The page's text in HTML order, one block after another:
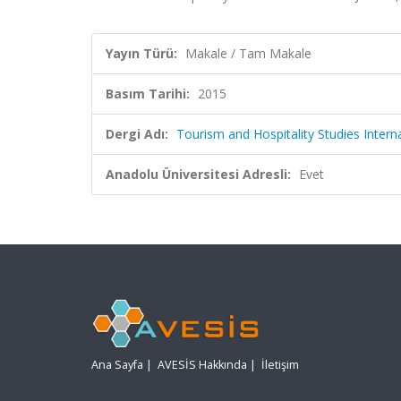
Yayın Türü: Makale / Tam Makale
Basım Tarihi: 2015
Dergi Adı: Tourism and Hospitality Studies
Anadolu Üniversitesi Adresli: Evet
Ana Sayfa | AVESİS Hakkında | İletişim